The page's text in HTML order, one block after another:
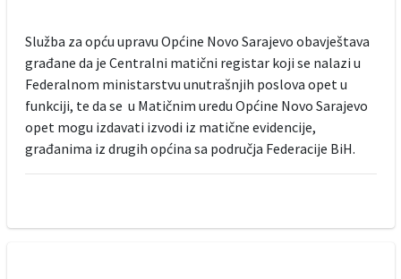
Služba za opću upravu Općine Novo Sarajevo obavještava
građane da je Centralni matični registar koji se nalazi u
Federalnom ministarstvu unutrašnjih poslova opet u
funkciji, te da se u Matičnim uredu Općine Novo Sarajevo
opet mogu izdavati izvodi iz matične evidencije,
građanima iz drugih općina sa područja Federacije BiH.